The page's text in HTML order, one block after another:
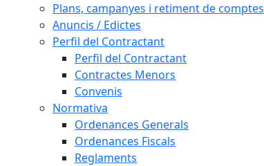
Plans, campanyes i retiment de comptes
Anuncis / Edictes
Perfil del Contractant
Perfil del Contractant
Contractes Menors
Convenis
Normativa
Ordenances Generals
Ordenances Fiscals
Reglaments